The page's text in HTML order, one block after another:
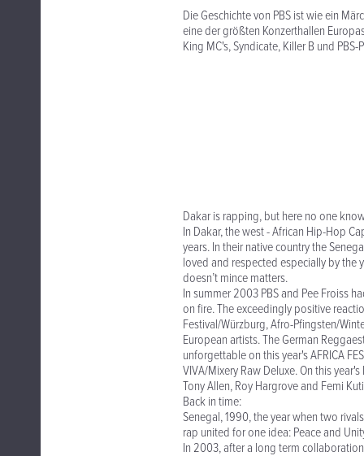
Die Geschichte von PBS ist wie ein
eine der größten Konzerthallen
King MC's, Syndicate, Killer B und
Dakar is rapping, but here no one
In Dakar, the west - African Hip-Hop
years. In their native country the
loved and respected especially by the
doesn’t mince matters.
In summer 2003 PBS and Pee Froiss
on fire. The exceedingly positive
Festival/Würzburg, Afro-Pfingsten/
European artists. The German
unforgettable on this year's AFRICA
VIVA/Mixery Raw Deluxe. On this
Tony Allen, Roy Hargrove and Femi
Back in time:
Senegal, 1990, the year when two
rap united for one idea: Peace and
In 2003, after a long term